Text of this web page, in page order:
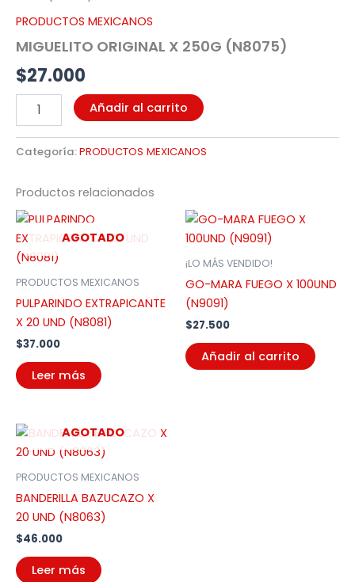
PRODUCTOS MEXICANOS
MIGUELITO ORIGINAL X 250G (N8075)
$27.000
cantidad
Añadir al carrito
Categoría:PRODUCTOS MEXICANOS
Productos relacionados
AGOTADO
PRODUCTOS MEXICANOS
PULPARINDO EXTRAPICANTE
X 20 UND (N8081)
$37.000
Leer más
¡LO MÁS VENDIDO!
GO-MARA FUEGO X 100UND
(N9091)
$27.500
Añadir al carrito
AGOTADO
PRODUCTOS MEXICANOS
BANDERILLA BAZUCAZO X
20 UND (N8063)
$46.000
Leer más